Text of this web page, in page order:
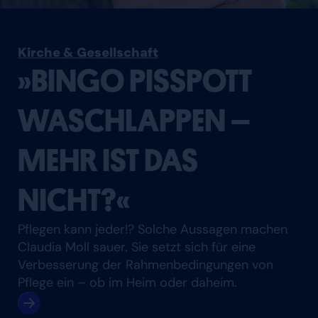
Kirche & Gesellschaft
»BINGO PISSPOTT
WASCHLAPPEN –
MEHR IST DAS
NICHT?«
Pflegen kann jeder!? Solche Aussagen machen
Claudia Moll sauer. Sie setzt sich für eine
Verbesserung der Rahmenbedingungen von
Pflege ein – ob im Heim oder daheim.